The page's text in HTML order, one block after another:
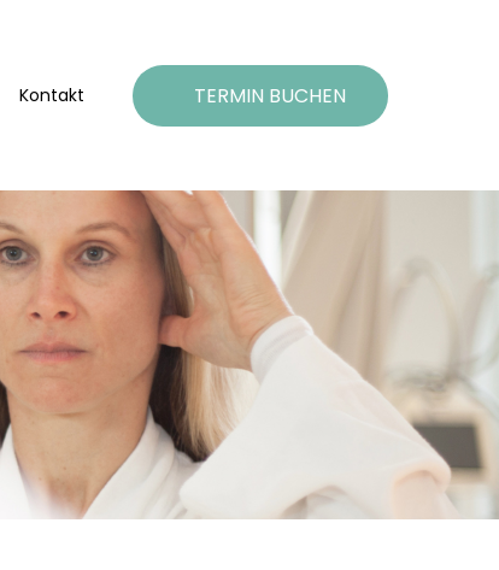
Kontakt TERMIN BUCHEN